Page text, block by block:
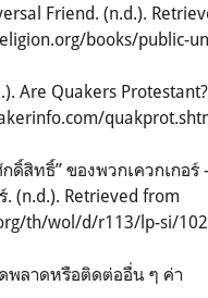
Friend. (n.d.).
books/public-
Are Quakers
ดิ์สิทธิ์” ของพวกเควกเกอ
. (n.d.). Retrieved from
th/wol/d/r113/lp-si/
พลาดหรือติดต่ออื่น ๆ ค่า